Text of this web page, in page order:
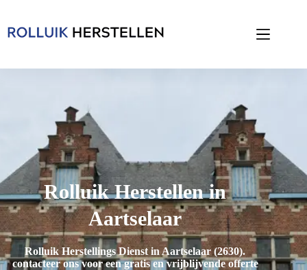
Rolluik Herstellen in
Aartselaar
Rolluik Herstellings Dienst in Aartselaar (2630).
contacteer ons voor een gratis en vrijblijvende offerte